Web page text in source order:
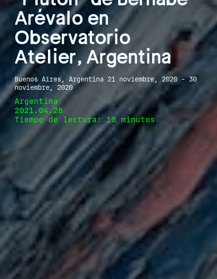
Arévalo en
Observatorio
Atelier, Argentina
Buenos Aires, Argentina 21 noviembre, 2020 - 30
noviembre, 2020
Argentina
2021.04.28
Tiempo de lectura: 10 minutos